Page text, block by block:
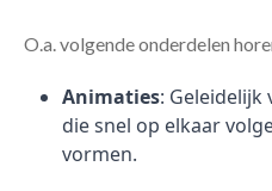
O.a. volgende onderdelen
Animaties:
die snel op elkaar
vormen.